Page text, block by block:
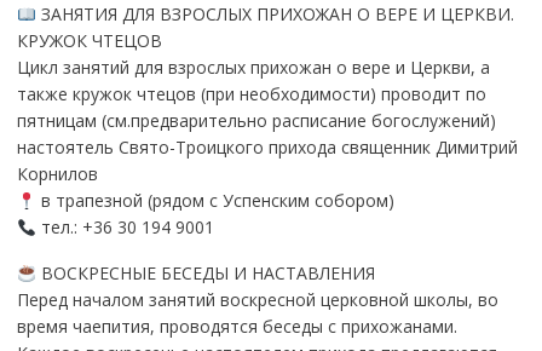
ЗАНЯТИЯ ДЛЯ ВЗРОСЛЫХ ПРИХОЖАН О ВЕРЕ И ЦЕРКВИ.
КРУЖОК ЧТЕЦОВ
Цикл занятий для взрослых прихожан о вере и Церкви, а
также кружок чтецов (при необходимости) проводит по
пятницам (см.предварительно расписание богослужений)
настоятель Свято-Троицкого прихода священник Димитрий
Корнилов
в трапезной (рядом с Успенским собором)
тел.: +36 30 194 9001
ВОСКРЕСНЫЕ БЕСЕДЫ И НАСТАВЛЕНИЯ
Перед началом занятий воскресной церковной школы, во
время чаепития, проводятся беседы с прихожанами.